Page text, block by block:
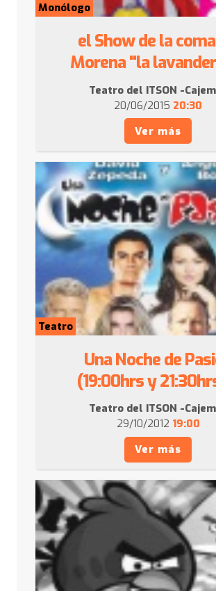
Monólogo
el Show de la
Morena "la
Teatro del ITSON -
20/06/2015 20:30
Ver más
Teatro
Una Noche de
(19:00hrs y
Teatro del ITSON -
29/10/2012 19:00
Ver más